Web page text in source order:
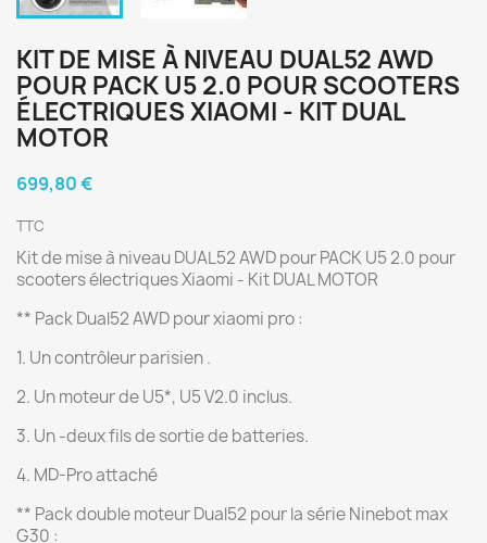
KIT DE MISE À NIVEAU DUAL52 AWD
POUR PACK U5 2.0 POUR SCOOTERS
ÉLECTRIQUES XIAOMI - KIT DUAL
MOTOR
699,80 €
TTC
Kit de mise à niveau DUAL52 AWD pour PACK U5 2.0 pour
scooters électriques Xiaomi - Kit DUAL MOTOR
** Pack Dual52 AWD pour xiaomi pro :
1. Un contrôleur parisien .
2. Un moteur de U5*, U5 V2.0 inclus.
3. Un -deux fils de sortie de batteries.
4. MD-Pro attaché
** Pack double moteur Dual52 pour la série Ninebot max
G30 :